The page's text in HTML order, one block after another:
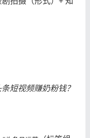
短视频赚奶粉钱？